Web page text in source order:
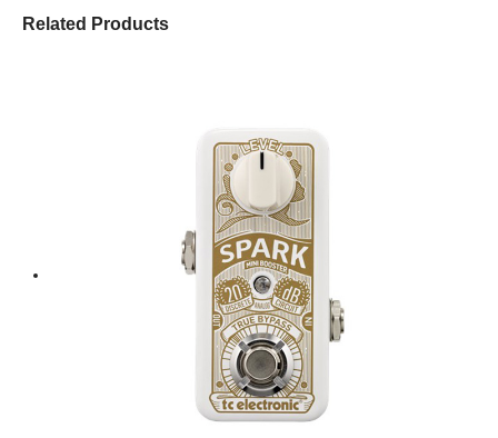
Related Products